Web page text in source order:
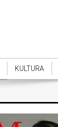
KULTURA